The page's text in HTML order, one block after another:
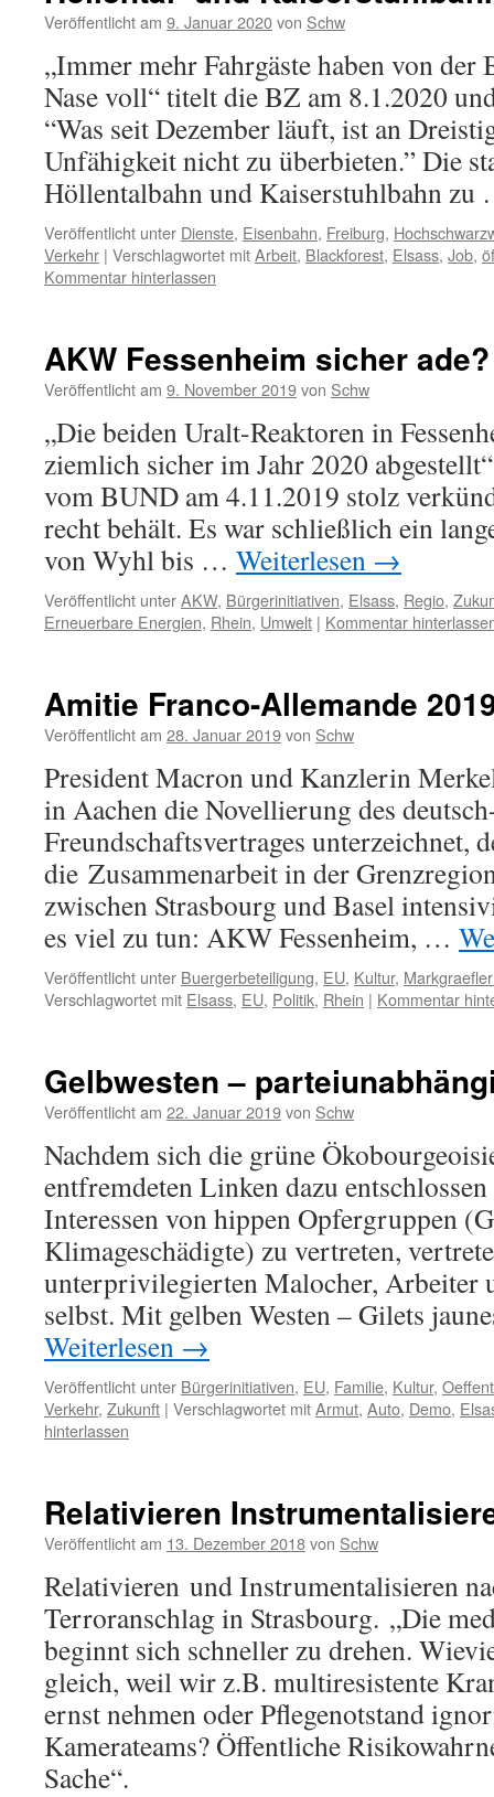
Veröffentlicht am 9. Januar 2020von Schw
„Immer mehr Fahrgäste haben von der
Nase voll“ titelt die BZ am 8.1.2020
“Was seit Dezember läuft, ist an
Unfähigkeit nicht zu überbieten.” Die
Höllentalbahn und Kaiserstuhlbahn
Veröffentlicht unter Dienste, Eisenbahn, Freiburg,
Verkehr | Verschlagwortet mitArbeit, Blackforest, Elsass, Job,
Kommentar hinterlassen
AKW Fessenheim sicher ade?
Veröffentlicht am 9. November 2019von Schw
„Die beiden Uralt-Reaktoren in
ziemlich sicher im Jahr 2020
vom BUND am 4.11.2019 stolz
recht behält. Es war schließlich ein
von Wyhl bis … Weiterlesen →
Veröffentlicht unterAKW, Bürgerinitiativen, Elsass, Regio,
Erneuerbare Energien, Rhein, Umwelt | Kommentar
Amitie Franco-Allemande
Veröffentlicht am 28. Januar 2019von Schw
President Macron und Kanzlerin
in Aachen die Novellierung des
Freundschaftsvertrages unterzeichnet,
die Zusammenarbeit in der
zwischen Strasbourg und Basel
es viel zu tun: AKW Fessenheim, …
Veröffentlicht unter Buergerbeteiligung, EU, Kultur,
Verschlagwortet mit Elsass, EU, Politik, Rhein | Kommentar
Gelbwesten –
Veröffentlicht am 22. Januar 2019von Schw
Nachdem sich die grüne
entfremdeten Linken dazu
Interessen von hippen Opfergruppen
Klimageschädigte) zu vertreten,
unterprivilegierten Malocher, Arbeiter
selbst. Mit gelben Westen – Gilets
Weiterlesen →
Veröffentlicht unter Bürgerinitiativen, EU, Familie, Kultur,
Verkehr, Zukunft | Verschlagwortet mitArmut, Auto, Demo,
hinterlassen
Relativieren
Veröffentlicht am 13. Dezember 2018von Schw
Relativieren und Instrumentalisieren
Terroranschlag in Strasbourg. „Die
beginnt sich schneller zu drehen.
gleich, weil wir z.B. multiresistente
ernst nehmen oder Pflegenotstand
Kamerateams? Öffentliche
Sache“.